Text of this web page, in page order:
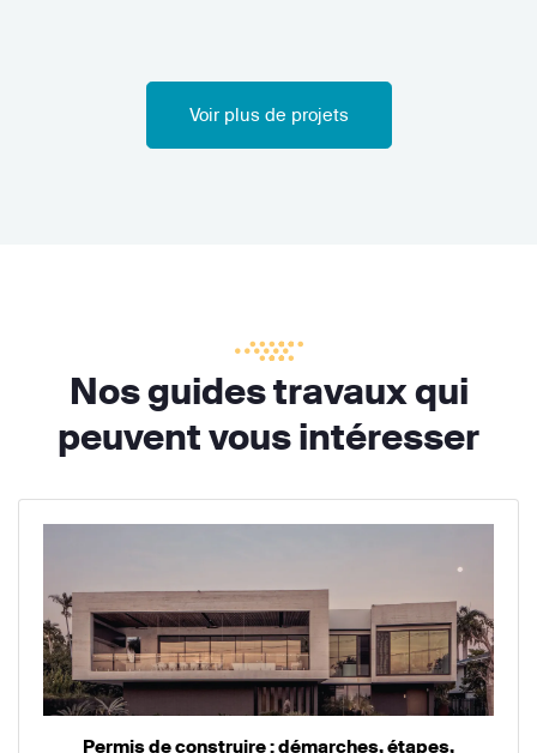
Voir plus de projets
Nos guides travaux qui
peuvent vous intéresser
Permis de construire : démarches, étapes,